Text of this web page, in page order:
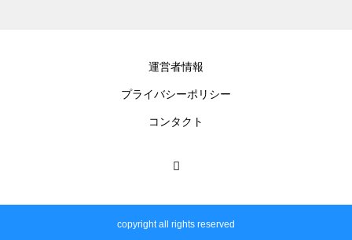
運営者情報
プライバシーポリシー
コンタクト
copyright all rights reserved